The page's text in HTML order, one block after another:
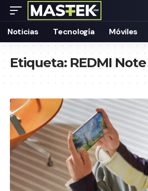
Noticias Tecnología Móviles
Etiqueta:REDMI Note